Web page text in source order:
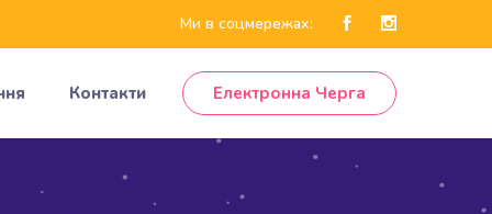
Ми в соцмережах:
Контакти Електронна Черга